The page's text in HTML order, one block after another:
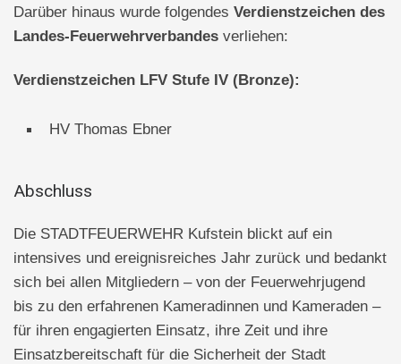
Darüber hinaus wurde folgendes Verdienstzeichen des
Landes-Feuerwehrverbandes verliehen:
Verdienstzeichen LFV Stufe IV (Bronze):
HV Thomas Ebner
Abschluss
Die STADTFEUERWEHR Kufstein blickt auf ein
intensives und ereignisreiches Jahr zurück und bedankt
sich bei allen Mitgliedern – von der Feuerwehrjugend
bis zu den erfahrenen Kameradinnen und Kameraden –
für ihren engagierten Einsatz, ihre Zeit und ihre
Einsatzbereitschaft für die Sicherheit der Stadt